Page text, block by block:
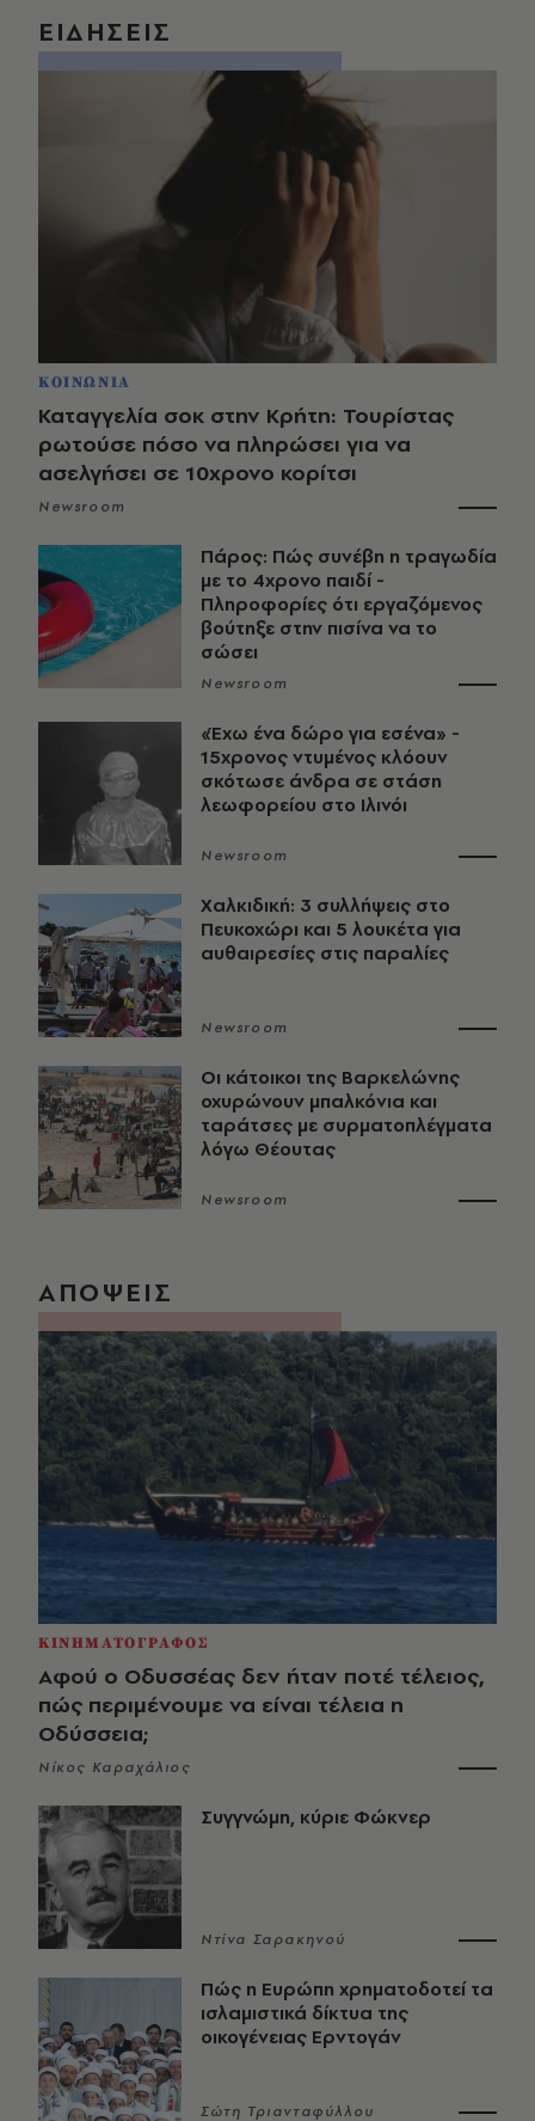
ΕΙΔΗΣΕΙΣ
ΚΟΙΝΩΝΙΑ
Καταγγελία σοκ στην Κρήτη: Τουρίστας
ρωτούσε πόσο να πληρώσει για να
ασελγήσει σε 10χρονο κορίτσι
Newsroom
Πάρος: Πώς συνέβη η τραγωδία
με το 4χρονο παιδί -
Πληροφορίες ότι εργαζόμενος
βούτηξε στην πισίνα να το
σώσει
Newsroom
«Έχω ένα δώρο για εσένα» -
15χρονος ντυμένος κλόουν
σκότωσε άνδρα σε στάση
λεωφορείου στο Ιλινόι
Newsroom
Χαλκιδική: 3 συλλήψεις στο
Πευκοχώρι και 5 λουκέτα για
αυθαιρεσίες στις παραλίες
Newsroom
Οι κάτοικοι της Βαρκελώνης
οχυρώνουν μπαλκόνια και
ταράτσες με συρματοπλέγματα
λόγω Θέουτας
Newsroom
ΑΠΟΨΕΙΣ
ΚΙΝΗΜΑΤΟΓΡΑΦΟΣ
Αφού ο Οδυσσέας δεν ήταν ποτέ τέλειος,
πώς περιμένουμε να είναι τέλεια η
Οδύσσεια;
Νίκος Καραχάλιος
Συγγνώμη, κύριε Φώκνερ
Ντίνα Σαρακηνού
Πώς η Ευρώπη χρηματοδοτεί τα
ισλαμιστικά δίκτυα της
οικογένειας Ερντογάν
Σώτη Τριανταφύλλου